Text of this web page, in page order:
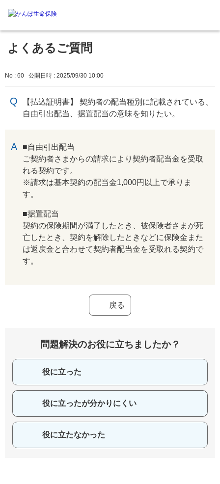
よくあるご質問
No : 60 公開日時 : 2025/09/30 10:00
【払込証明書】 契約者の配当種別に記載されている、
自由引出配当、据置配当の意味を知りたい。
■自由引出配当
ご契約者さまからの請求により契約者配当金を受取
れる契約です。
※請求は基本契約の配当金1,000円以上で承りま
す。
■据置配当
契約の保険期間が満了したとき、被保険者さまが死
亡したとき、契約を解除したときなどに保険金また
は返戻金と合わせて契約者配当金を受取れる契約で
す。
戻る
問題解決のお役に立ちましたか？
役に立った
役に立ったが分かりにくい
役に立たなかった